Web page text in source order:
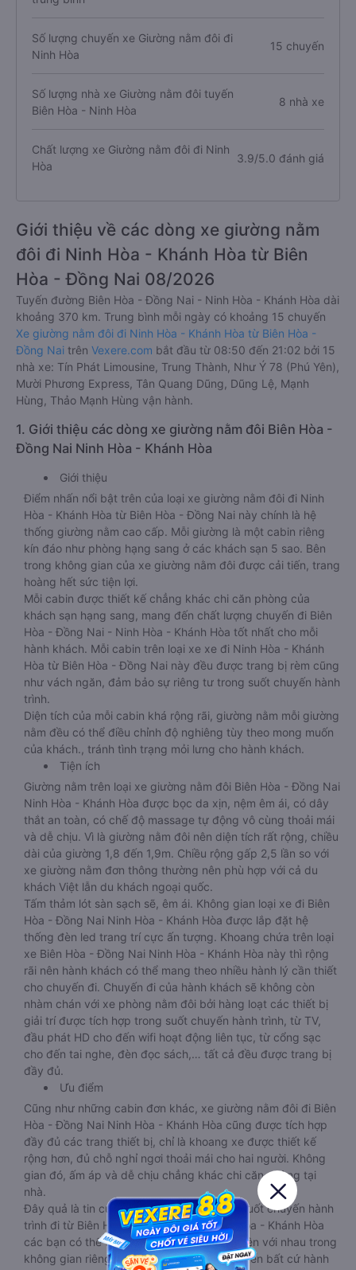
Số lượng chuyến xe Giường nằm đôi đi
Ninh Hòa
15 chuyến
Số lượng nhà xe Giường nằm đôi tuyến
Biên Hòa - Ninh Hòa
8 nhà xe
Chất lượng xe Giường nằm đôi đi Ninh
Hòa
3.9/5.0 đánh giá
Giới thiệu về các dòng xe giường nằm
đôi đi Ninh Hòa - Khánh Hòa từ Biên
Hòa - Đồng Nai 08/2026
Tuyến đường Biên Hòa - Đồng Nai - Ninh Hòa - Khánh Hòa dài
khoảng 370 km. Trung bình mỗi ngày có khoảng 15 chuyến
Xe giường nằm đôi đi Ninh Hòa - Khánh Hòa từ Biên Hòa -
Đồng Nai trên Vexere.com bắt đầu từ 08:50 đến 21:02 bởi 15
nhà xe: Tín Phát Limousine, Trung Thành, Như Ý 78 (Phú Yên),
Mười Phương Express, Tân Quang Dũng, Dũng Lệ, Mạnh
Hùng, Thảo Mạnh Hùng vận hành.
1. Giới thiệu các dòng xe giường nằm đôi Biên Hòa -
Đồng Nai Ninh Hòa - Khánh Hòa
Giới thiệu
Điểm nhấn nổi bật trên của loại xe giường nằm đôi đi Ninh
Hòa - Khánh Hòa từ Biên Hòa - Đồng Nai này chính là hệ
thống giường nằm cao cấp. Mỗi giường là một cabin riêng
kín đáo như phòng hạng sang ở các khách sạn 5 sao. Bên
trong không gian của xe giường nằm đôi được cải tiến, trang
hoàng hết sức tiện lợi.
Mỗi cabin được thiết kế chẳng khác chi căn phòng của
khách sạn hạng sang, mang đến chất lượng chuyến đi Biên
Hòa - Đồng Nai - Ninh Hòa - Khánh Hòa tốt nhất cho mỗi
hành khách. Mỗi cabin trên loại xe xe đi Ninh Hòa - Khánh
Hòa từ Biên Hòa - Đồng Nai này đều được trang bị rèm cũng
như vách ngăn, đảm bảo sự riêng tư trong suốt chuyến hành
trình.
Diện tích của mỗi cabin khá rộng rãi, giường nằm mỗi giường
nằm đều có thể điều chỉnh độ nghiêng tùy theo mong muốn
của khách., tránh tình trạng mỏi lưng cho hành khách.
Tiện ích
Giường nằm trên loại xe giường nằm đôi Biên Hòa - Đồng Nai
Ninh Hòa - Khánh Hòa được bọc da xịn, nệm êm ái, có dây
thắt an toàn, có chế độ massage tự động vô cùng thoải mái
và dễ chịu. Vì là giường nằm đôi nên diện tích rất rộng, chiều
dài của giường 1,8 đến 1,9m. Chiều rộng gấp 2,5 lần so với
xe giường nằm đơn thông thường nên phù hợp với cả du
khách Việt lẫn du khách ngoại quốc.
Tấm thảm lót sàn sạch sẽ, êm ái. Không gian loại xe đi Biên
Hòa - Đồng Nai Ninh Hòa - Khánh Hòa được lắp đặt hệ
thống đèn led trang trí cực ấn tượng. Khoang chứa trên loại
xe Biên Hòa - Đồng Nai Ninh Hòa - Khánh Hòa này thì rộng
rãi nên hành khách có thể mang theo nhiều hành lý cần thiết
cho chuyến đi. Chuyến đi của hành khách sẽ không còn
nhàm chán với xe phòng nằm đôi bởi hàng loạt các thiết bị
giải trí được tích hợp trong suốt chuyến hành trình, từ TV,
đầu phát HD cho đến wifi hoạt động liên tục, từ cổng sạc
cho đến tai nghe, đèn đọc sách,… tất cả đều được trang bị
đầy đủ.
Ưu điểm
Cũng như những cabin đơn khác, xe giường nằm đôi đi Biên
Hòa - Đồng Nai Ninh Hòa - Khánh Hòa cũng được tích hợp
đầy đủ các trang thiết bị, chỉ là khoang xe được thiết kế
rộng hơn, đủ chỗ nghỉ ngơi thoải mái cho hai người. Không
gian đó, ấm áp và dễ chịu chẳng khác chi căn phòng tại
nhà.
Đây quả là tin cực vui với các cặp đôi bởi suốt chuyến hành
trình đi từ Biên Hòa - Đồng Nai đến Ninh Hòa - Khánh Hòa
các bạn có thể thoải mái tâm tình, trò chuyện với nhau trong
không gian riêng mà không sợ ảnh hưởng đến bất cứ hành